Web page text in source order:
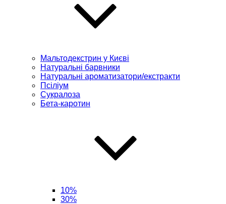
Мальтодекстрин у Києві
Натуральні барвники
Натуральні ароматизатори/екстракти
Псіліум
Сукралоза
Бета-каротин
10%
30%